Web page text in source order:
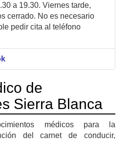
a 19.30. Viernes tarde,
cerrado. No es necesario
pedir cita al teléfono
de
Sierra Blanca
médicos para la
del carnet de conducir,